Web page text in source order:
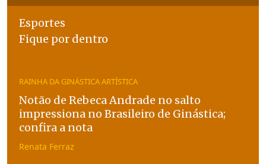
Esportes
Fique por dentro
RAINHA DA GINÁSTICA ARTÍSTICA
Notão de Rebeca Andrade no salto
impressiona no Brasileiro de Ginástica;
confira a nota
Renata Ferraz